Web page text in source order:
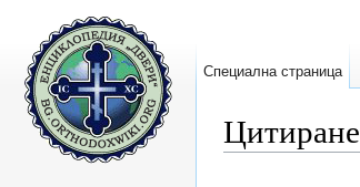
Цитиране
Специална страница